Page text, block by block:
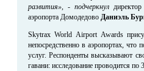
развития»,
- подчеркнул
аэропорта Домодедово Даниэль
Skytrax World Airport Awards
непосредственно в аэропортах, что
услуг. Респонденты высказывают
гавани: исследование проводится по